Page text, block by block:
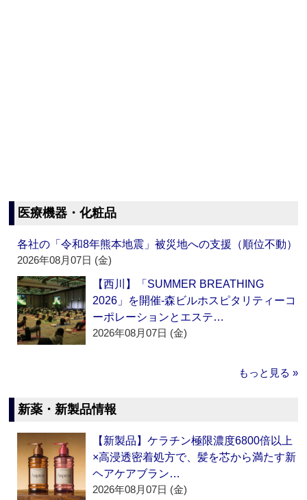
医療機器・化粧品
各社の「令和8年熊本地震」被災地への支援（順位不動）
2026年08月07日 (金)
【西川】「SUMMER BREATHING
2026」を開催‐森ビルホスピタリティーコ
ーポレーションとエステ…
2026年08月07日 (金)
もっと見る »
新薬・新製品情報
【新製品】ケラチン極限濃度6800倍以上
×高浸透密着処方で、髪を芯から満たす新
ヘアケアブラン…
2026年08月07日 (金)